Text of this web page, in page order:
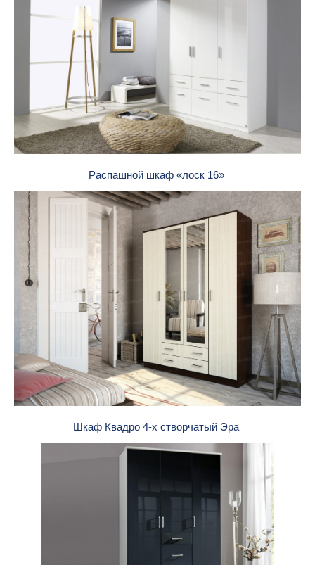
Распашной шкаф «лоск 16»
Шкаф Квадро 4-х створчатый Эра